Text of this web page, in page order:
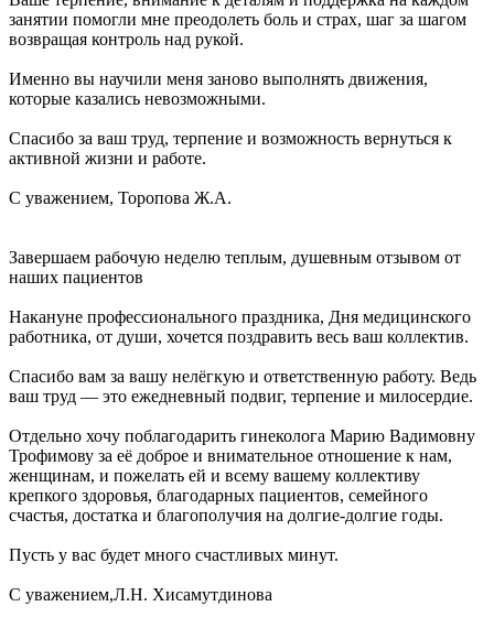
занятии помогли мне преодолеть боль и страх, шаг за шагом
возвращая контроль над рукой.
Именно вы научили меня заново выполнять движения,
которые казались невозможными.
Спасибо за ваш труд, терпение и возможность вернуться к
активной жизни и работе.
С уважением, Торопова Ж.А.
Завершаем рабочую неделю теплым, душевным отзывом от
наших пациентов
Накануне профессионального праздника, Дня медицинского
работника, от души, хочется поздравить весь ваш коллектив.
Спасибо вам за вашу нелёгкую и ответственную работу. Ведь
ваш труд — это ежедневный подвиг, терпение и милосердие.
Отдельно хочу поблагодарить гинеколога Марию Вадимовну
Трофимову за её доброе и внимательное отношение к нам,
женщинам, и пожелать ей и всему вашему коллективу
крепкого здоровья, благодарных пациентов, семейного
счастья, достатка и благополучия на долгие-долгие годы.
Пусть у вас будет много счастливых минут.
С уважением,Л.Н. Хисамутдинова